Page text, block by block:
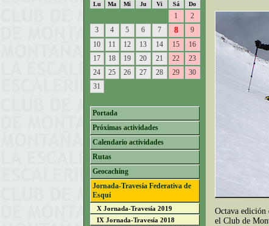
Lu Ma Mi Ju Vi Sá Do
1
2
3
4 5 6 7 8
9
10
11 12 13 14 15
16
17
18 19 20 21 22
23
24
25 26 27 28 29
30
31
Portada
Próximas actividades
Calendario actividades
Rutas
Geocaching
Jornada-Travesía Federativa de
Esquí
X Jornada-Travesía 2019
IX Jornada-Travesía 2018
Octava edición
el Club de